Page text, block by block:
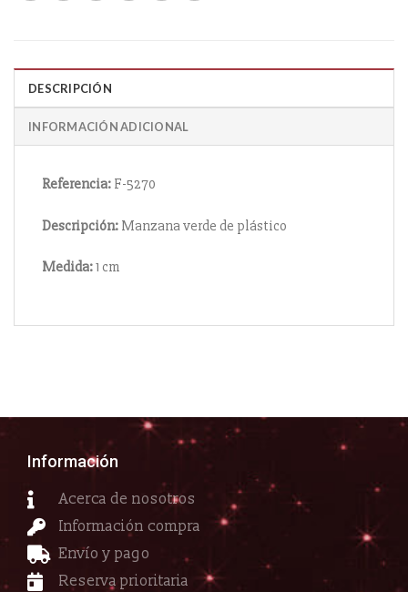
DESCRIPCIÓN
INFORMACIÓN ADICIONAL
Referencia: F-5270
Descripción: Manzana verde de plástico
Medida:1 cm
Información
Acerca de nosotros
Información compra
Envío y pago
Reserva prioritaria